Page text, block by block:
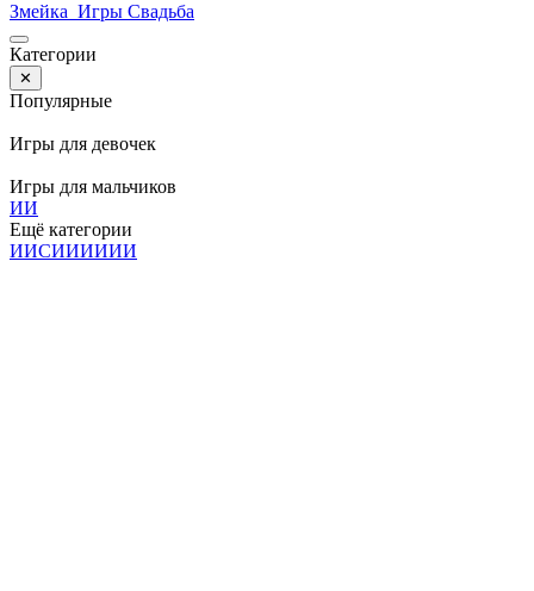
Змейка Игры Свадьба
Категории
✕
Популярные
Игры для девочек
Игры для мальчиков
ИИ
Ещё категории
ИИСИИИИИИ